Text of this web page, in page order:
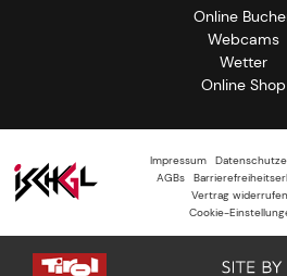
Online
Webcams
Wetter
Online Shop
Impressum
AGBs
Vertrag widerrufen
Cookie-